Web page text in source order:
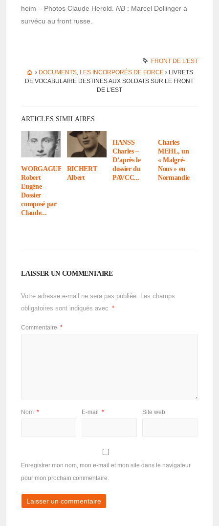
heim – Photos Claude Herold.NB : Marcel Dollin­ger a
survécu au front russe.
FRONT DE L'EST
DOCUMENTS, LES INCORPORÉS DE FORCE
LIVRETS
DE VOCABULAIRE DESTINES AUX SOLDATS SUR LE FRONT
DE L’EST
ARTICLES SIMILAIRES
WORGAGUE
Robert
Eugène –
Dossier
composé par
Claude...
RICHERT
Albert
HANSS
Charles –
D’après le
dossier du
PAVCC...
Charles
MEHL, un
« Malgré-
Nous » en
Norman­die
LAISSER UN COMMENTAIRE
Votre adresse e-mail ne sera pas publiée. Les champs
obligatoires sont indiqués avec
*
Commentaire *
Nom * E-mail * Site web
Enregistrer mon nom, mon e-mail et mon site dans le navigateur
pour mon prochain commentaire.